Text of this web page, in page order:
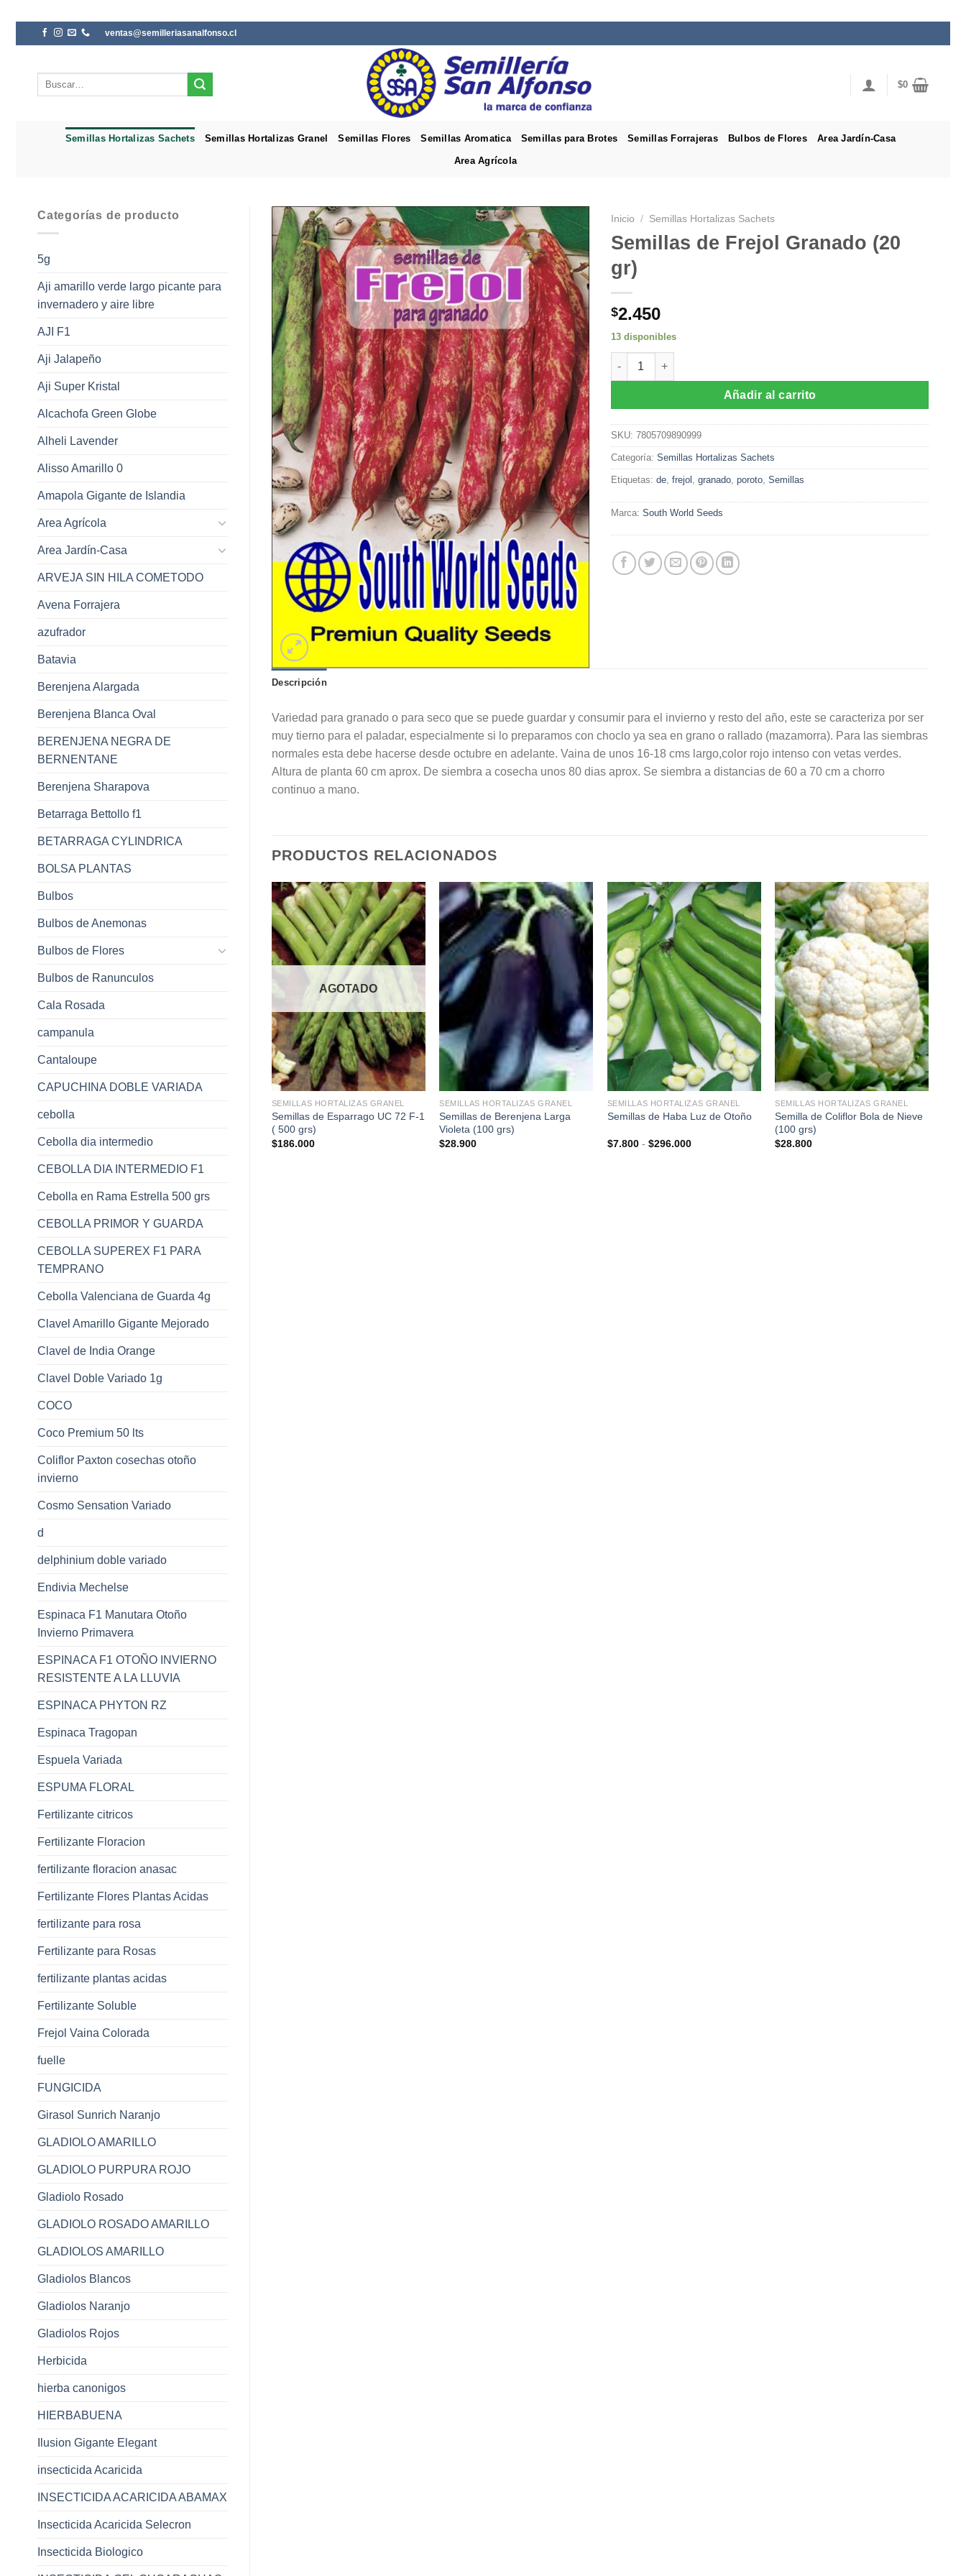
Saltar
al
ventas@semilleriasanalfonso.cl
Buscar
$0
Semillas Hortalizas Sachets Semillas Hortalizas Granel Semillas Flores Semillas Aromatica Semillas para Brotes Semillas Forrajeras Bulbos de Flores Area Jardín-Casa
Area Agrícola
Categorías de producto
5g
Aji amarillo verde largo picante para
invernadero y aire libre
AJI F1
Aji Jalapeño
Aji Super Kristal
Alcachofa Green Globe
Alheli Lavender
Alisso Amarillo 0
Amapola Gigante de Islandia
Area Agrícola
Area Jardín-Casa
ARVEJA SIN HILA COMETODO
Avena Forrajera
azufrador
Batavia
Berenjena Alargada
Berenjena Blanca Oval
BERENJENA NEGRA DE
BERNENTANE
Berenjena Sharapova
Betarraga Bettollo f1
BETARRAGA CYLINDRICA
BOLSA PLANTAS
Bulbos
Bulbos de Anemonas
Bulbos de Flores
Bulbos de Ranunculos
Cala Rosada
campanula
Cantaloupe
CAPUCHINA DOBLE VARIADA
cebolla
Cebolla dia intermedio
CEBOLLA DIA INTERMEDIO F1
Cebolla en Rama Estrella 500 grs
CEBOLLA PRIMOR Y GUARDA
CEBOLLA SUPEREX F1 PARA
TEMPRANO
Cebolla Valenciana de Guarda 4g
Clavel Amarillo Gigante Mejorado
Clavel de India Orange
Clavel Doble Variado 1g
COCO
Coco Premium 50 lts
Coliflor Paxton cosechas otoño
invierno
Cosmo Sensation Variado
d
delphinium doble variado
Endivia Mechelse
Espinaca F1 Manutara Otoño
Invierno Primavera
ESPINACA F1 OTOÑO INVIERNO
RESISTENTE A LA LLUVIA
ESPINACA PHYTON RZ
Espinaca Tragopan
Espuela Variada
ESPUMA FLORAL
Fertilizante citricos
Fertilizante Floracion
fertilizante floracion anasac
Fertilizante Flores Plantas Acidas
fertilizante para rosa
Fertilizante para Rosas
fertilizante plantas acidas
Fertilizante Soluble
Frejol Vaina Colorada
fuelle
FUNGICIDA
Girasol Sunrich Naranjo
GLADIOLO AMARILLO
GLADIOLO PURPURA ROJO
Gladiolo Rosado
GLADIOLO ROSADO AMARILLO
GLADIOLOS AMARILLO
Gladiolos Blancos
Gladiolos Naranjo
Gladiolos Rojos
Herbicida
hierba canonigos
HIERBABUENA
Ilusion Gigante Elegant
insecticida Acaricida
INSECTICIDA ACARICIDA ABAMAX
Insecticida Acaricida Selecron
Insecticida Biologico
Inicio / Semillas Hortalizas Sachets
Semillas de Frejol Granado (20
gr)
$2.450
13 disponibles
Semillas de Frejol Granado (20 gr) cantidad
Añadir al carrito
SKU: 7805709890999
Categoría: Semillas Hortalizas Sachets
Etiquetas: de frejol granado poroto Semillas
Marca: South World Seeds
Descripción
Variedad para granado o para seco que se puede guardar y consumir para el invierno y resto del año, este se caracteriza por ser
muy tierno para el paladar, especialmente si lo preparamos con choclo ya sea en grano o rallado (mazamorra). Para las siembras
normales esta debe hacerse desde octubre en adelante. Vaina de unos 16-18 cms largo,color rojo intenso con vetas verdes.
Altura de planta 60 cm aprox. De siembra a cosecha unos 80 dias aprox. Se siembra a distancias de 60 a 70 cm a chorro
continuo a mano.
PRODUCTOS RELACIONADOS
+
AGOTADO
SEMILLAS HORTALIZAS GRANEL
Semillas de Esparrago UC 72 F-1
( 500 grs)
$186.000
SEMILLAS HORTALIZAS GRANEL
Semillas de Berenjena Larga
Violeta (100 grs)
$28.900
+
SEMILLAS HORTALIZAS GRANEL
Semillas de Haba Luz de Otoño
$7.800 - $296.000Rango
+
SEMILLAS HORTALIZAS GRANEL
Semilla de Coliflor Bola de Nieve
(100 grs)
$28.800
Verde Tallo
Rango
precios:
desde
hasta
$39.000
$34.560